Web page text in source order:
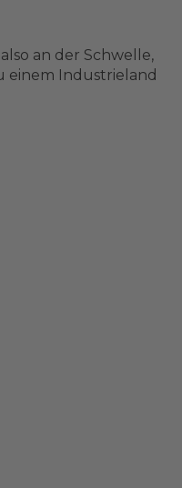
an der Schwelle,
einem Industrieland